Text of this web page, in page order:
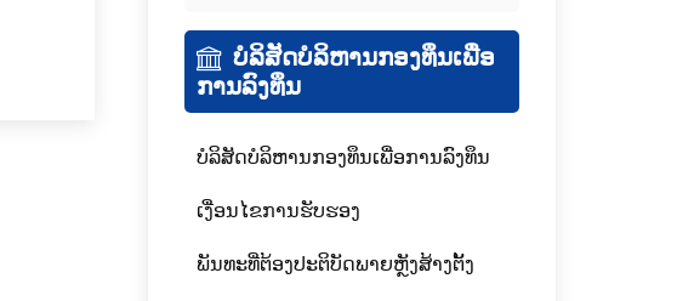
ບໍລິສັດບໍລິຫານກອງທຶນເພື່ອ
ການລົງທຶນ
ບໍລິສັດບໍລິຫານກອງທຶນເພື່ອການລົງທຶນ
ເງື່ອນໄຂການຮັບຮອງ
ພັນທະທີ່ຕ້ອງປະຕິບັດພາຍຫຼັງສ້າງຕັ້ງ